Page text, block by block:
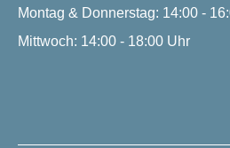
Montag & Donnerstag: 14:00 -
Mittwoch: 14:00 - 18:00 Uhr